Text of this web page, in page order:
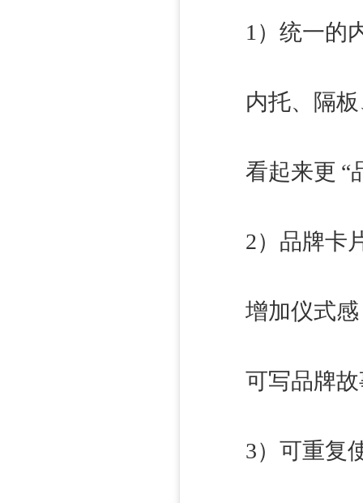
1）统一的
内托、隔板
看起来更 “
2）品牌卡片
增加仪式感
可写品牌故
3）可重复